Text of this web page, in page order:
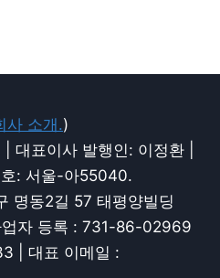
사 소개.)
대표이사 발행인: 이정환 |
: 서울-아55040.
명동2길 57 태평양빌딩
자 등록 : 731-86-02969
| 대표 이메일 :